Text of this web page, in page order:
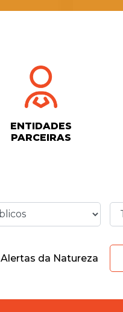
ENTIDADES
PARCEIRAS
Alertas da Natureza